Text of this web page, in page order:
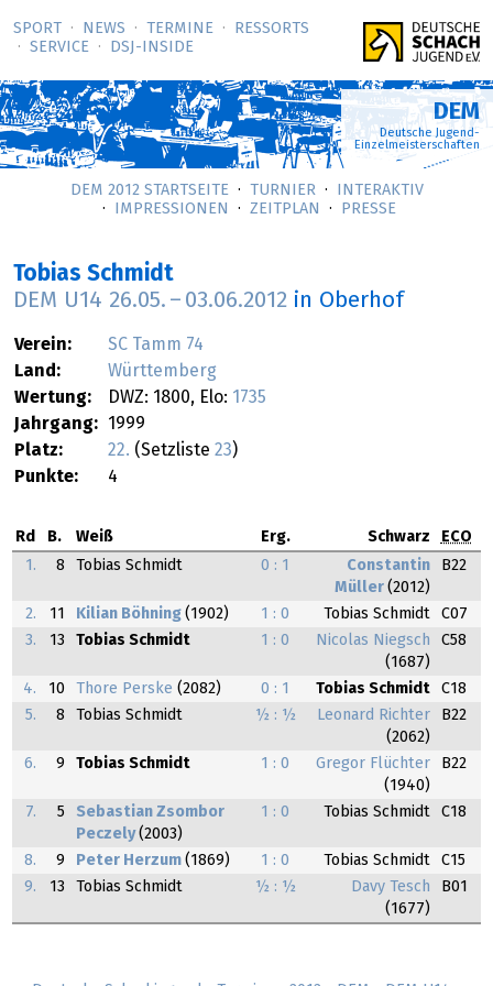
SPORT NEWS TERMINE
RESSORTS
SERVICE
DSJ-­INSIDE
DEM
Deutsche Jugend-
Einzelmeisterschaften
DEM 2012 STARTSEITE TURNIER
INTERAKTIV
IMPRESSIONEN
ZEITPLAN PRESSE
Tobias Schmidt
DEM U14 26.05. – 03.06.2012 in Oberhof
Verein:
SC Tamm 74
Land:
Württemberg
Wertung:
DWZ: 1800, Elo: 1735
Jahrgang:
1999
Platz:
22. (Setzliste 23)
Punkte:
4
Rd B. Weiß Erg. Schwarz
ECO
1.
8 Tobias Schmidt 0 : 1
Constantin
Müller (2012)
B22
2. 11 Kilian Böhning (1902) 1 : 0 Tobias Schmidt
C07
3.
13 Tobias Schmidt 1 : 0
Nicolas Niegsch
(1687)
C58
4. 10 Thore Perske (2082) 0 : 1 Tobias Schmidt
C18
5.
8 Tobias Schmidt ½ : ½
Leonard Richter
(2062)
B22
6. 9 Tobias Schmidt 1 : 0
Gregor Flüchter
(1940)
B22
7. 5
Sebastian Zsombor
Peczely (2003)
1 : 0 Tobias Schmidt C18
8. 9 Peter Herzum (1869) 1 : 0 Tobias Schmidt
C15
9.
13 Tobias Schmidt ½ : ½
Davy Tesch
(1677)
B01